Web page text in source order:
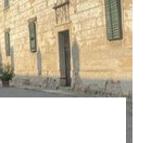
svíček
hudby. Projděte
nechte se
kouzlem
završí